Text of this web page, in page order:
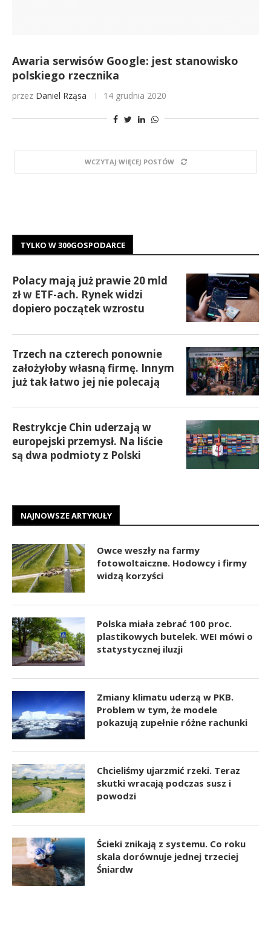
Awaria serwisów Google: jest stanowisko
polskiego rzecznika
przez Daniel Rząsa 14 grudnia 2020
WCZYTAJ WIĘCEJ POSTÓW
TYLKO W 300GOSPODARCE
Polacy mają już prawie 20 mld
zł w ETF-ach. Rynek widzi
dopiero początek wzrostu
Trzech na czterech ponownie
założyłoby własną firmę. Innym
już tak łatwo jej nie polecają
Restrykcje Chin uderzają w
europejski przemysł. Na liście
są dwa podmioty z Polski
NAJNOWSZE ARTYKUŁY
Owce weszły na farmy
fotowoltaiczne. Hodowcy i firmy
widzą korzyści
Polska miała zebrać 100 proc.
plastikowych butelek. WEI mówi o
statystycznej iluzji
Zmiany klimatu uderzą w PKB.
Problem w tym, że modele
pokazują zupełnie różne rachunki
Chcieliśmy ujarzmić rzeki. Teraz
skutki wracają podczas susz i
powodzi
Ścieki znikają z systemu. Co roku
skala dorównuje jednej trzeciej
Śniardw